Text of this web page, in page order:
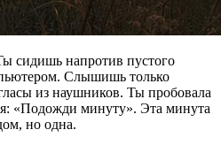
сидишь напротив пустого
Слышишь только
из наушников. Ты пробовала
«Подожди минуту». Эта минута
но одна.